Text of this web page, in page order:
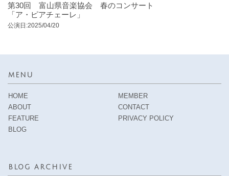
第30回 富山県音楽協会 春のコンサート
「ア・ピアチェーレ」
公演日:2025/04/20
MENU
HOME
ABOUT
FEATURE
BLOG
MEMBER
CONTACT
PRIVACY POLICY
BLOG ARCHIVE